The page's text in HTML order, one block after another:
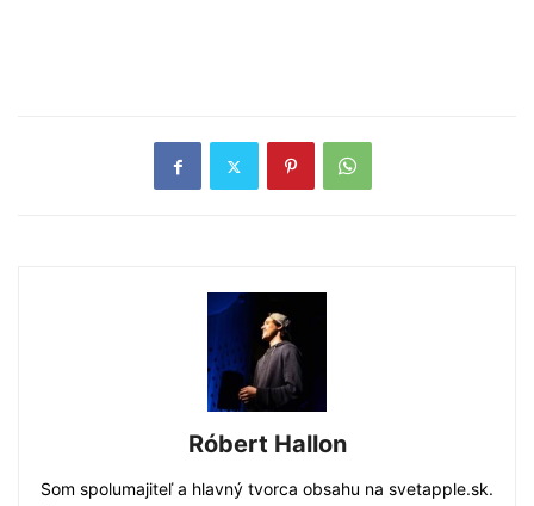
Róbert Hallon
Som spolumajiteľ a hlavný tvorca obsahu na svetapple.sk.